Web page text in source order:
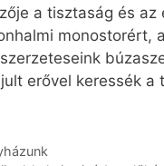
a tisztaság és
monostorért,
erővel keressék a